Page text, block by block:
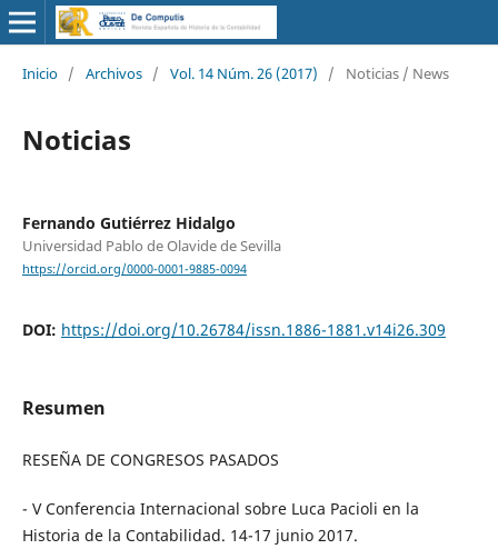
Inicio / Archivos / Vol. 14 Núm. 26 (2017) / Noticias / News
Noticias
Fernando Gutiérrez Hidalgo
Universidad Pablo de Olavide de Sevilla
https://orcid.org/0000-0001-9885-0094
DOI: https://doi.org/10.26784/issn.1886-1881.v14i26.309
Resumen
RESEÑA DE CONGRESOS PASADOS
- V Conferencia Internacional sobre Luca Pacioli en la
Historia de la Contabilidad. 14-17 junio 2017.